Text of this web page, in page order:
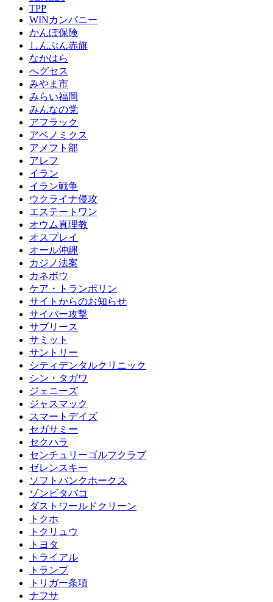
TPP
WINカンパニー
かんぽ保険
しんぶん赤旗
なかはら
へグセス
みやま市
みらい福岡
みんなの党
アフラック
アベノミクス
アメフト部
アレフ
イラン
イラン戦争
ウクライナ侵攻
エステートワン
オウム真理教
オスプレイ
オール沖縄
カジノ法案
カネボウ
ケア・トランポリン
サイトからのお知らせ
サイバー攻撃
サブリース
サミット
サントリー
シティデンタルクリニック
シン・タガワ
ジェニーズ
ジャスマック
スマートデイズ
セガサミー
セクハラ
センチュリーゴルフクラブ
ゼレンスキー
ソフトバンクホークス
ゾンビタバコ
ダストワールドクリーン
トクホ
トクリュウ
トヨタ
トライアル
トランプ
トリガー条項
ナフサ